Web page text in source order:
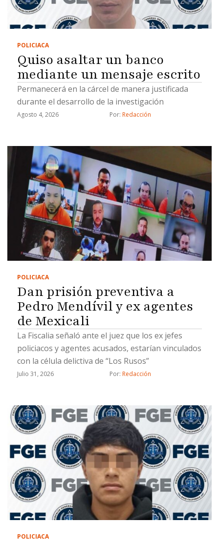
POLICIACA
Quiso asaltar un banco
mediante un mensaje escrito
Permanecerá en la cárcel de manera justificada
durante el desarrollo de la investigación
Agosto 4, 2026 Por: Redacción
POLICIACA
Dan prisión preventiva a
Pedro Mendívil y ex agentes
de Mexicali
La Fiscalia señaló ante el juez que los ex jefes
policiacos y agentes acusados, estarían vinculados
con la célula delictiva de “Los Rusos”
Julio 31, 2026 Por: Redacción
POLICIACA